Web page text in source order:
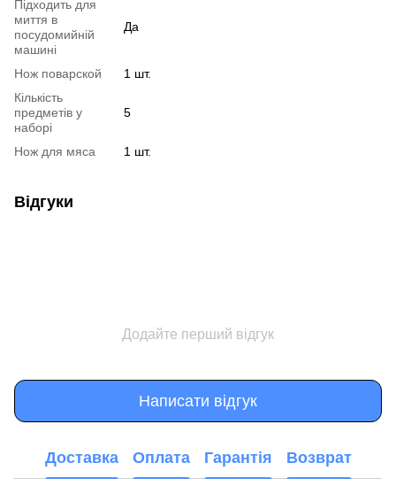
Підходить для
миття в
посудомийній
машині
Да
Нож поварской
1 шт.
Кількість
предметів у
наборі
5
Нож для мяса 1 шт.
Відгуки
Додайте перший відгук
Написати відгук
Доставка Оплата Гарантія Возврат